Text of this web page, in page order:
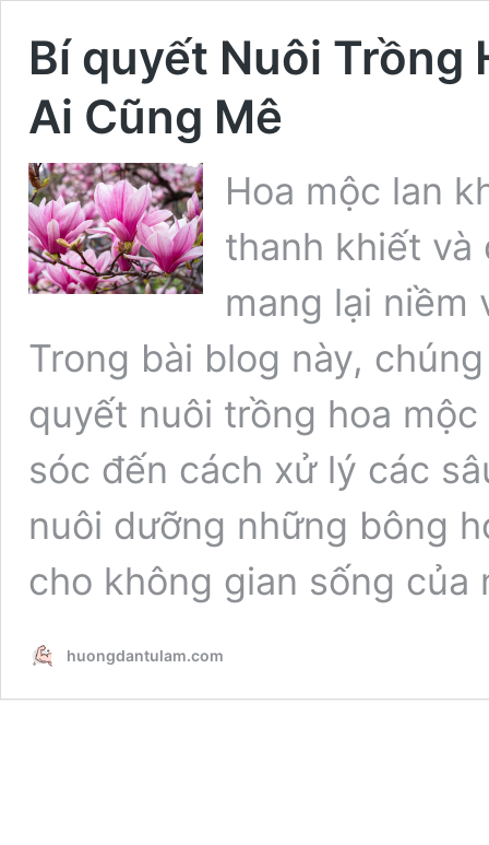
Bí quyết Nuôi Trồng
Ai Cũng Mê
Hoa mộc lan
thanh khiết và
mang lại niềm
Trong bài blog này,
quyết nuôi trồng hoa
sóc đến cách xử lý các
nuôi dưỡng những bông
cho không gian sống của
huongdantulam.com